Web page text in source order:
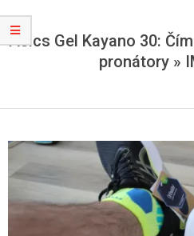
Asics Gel Kayano 30:
pronátory »